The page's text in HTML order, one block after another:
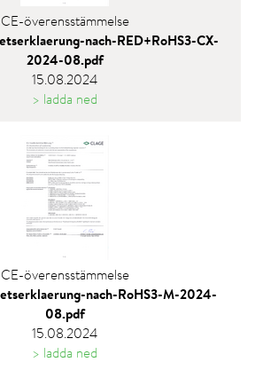
CE-överensstämmelse
nach-RED+RoHS3-CX-
2024-08.pdf
15.08.2024
> ladda ned
CE-överensstämmelse
nach-RoHS3-M-2024-
08.pdf
15.08.2024
> ladda ned